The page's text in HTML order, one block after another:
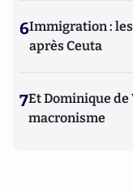
6Immigration :
après Ceuta
7Et Dominique
macronisme